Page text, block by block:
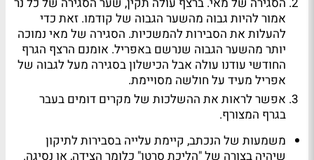
אמור להיות גבוה מהשער הגבוה של קודמו. זאת כדי
להעלות את הסבירות להמשכיות. הסגירה של מאי נמוכה
יותר מהשער הגבוה שנרשם באפריל. אומנם הרצף הגרף
החודשי עודנו עולה אבל הכישלון בסגירה מעל לגבוה של
אפריל מעיד על חולשה מסויימת.
אפשר לראות את ההשלכות של מקרים דומים בעבר
בגרף המצורף.
משמעות של הנכתב, קיימת עלייה בסבירות לתיקון
שיהיה בצורה של "הליכת סרטן" כלומר הצידה, או נסיגה.